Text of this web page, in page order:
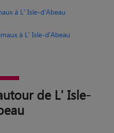
à L' Isle-d'Abeau
à L' Isle-d'Abeau
de L' Isle-